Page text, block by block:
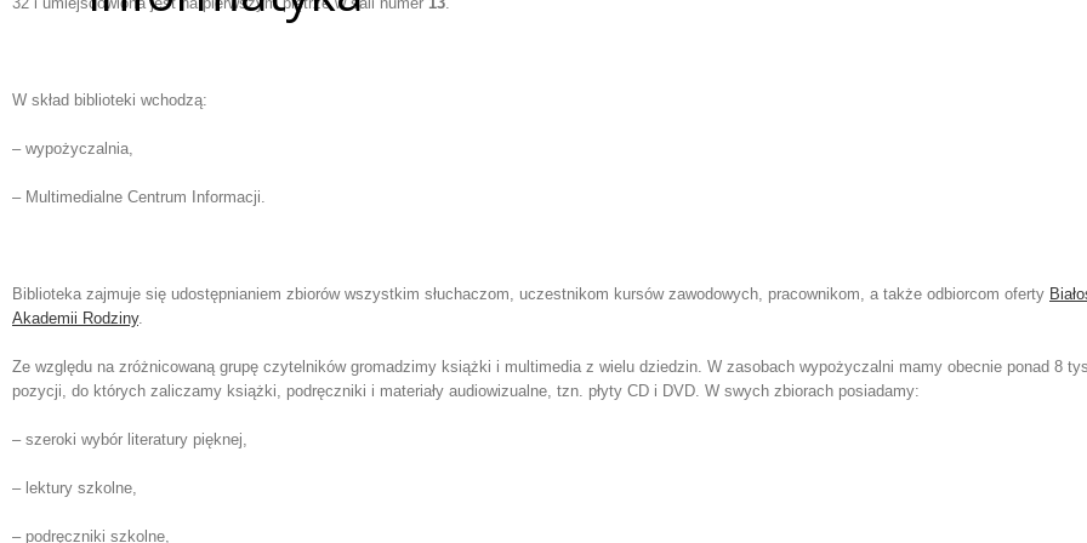
W skład biblioteki wchodzą:
– wypożyczalnia,
– Multimedialne Centrum Informacji.
Biblioteka zajmuje się udostępnianiem zbiorów wszystkim słuchaczom, uczestnikom kursów zawodowych, pracownikom, a także odbiorcom oferty
Akademii Rodziny.
Ze względu na zróżnicowaną grupę czytelników gromadzimy książki i multimedia z wielu dziedzin. W zasobach wypożyczalni mamy obecnie ponad 8
pozycji, do których zaliczamy książki, podręczniki i materiały audiowizualne, tzn. płyty CD i DVD. W swych zbiorach posiadamy:
– szeroki wybór literatury pięknej,
– lektury szkolne,
– podręczniki szkolne,